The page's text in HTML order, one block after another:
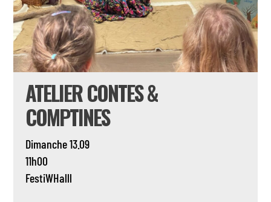
ATELIER CONTES &
COMPTINES
Dimanche 13.09
11h00
FestiWHalll